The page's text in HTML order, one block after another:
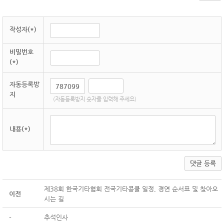
작성자(*)
비밀번호
(*)
자동등록방
지
(자동등록방지 숫자를 입력해 주세요)
내용(*)
댓글 등록
이전
제38회 한국기타협회 전국기타콩쿨 일정, 경연 순서표 및 찾아오
시는 길
- 추석인사